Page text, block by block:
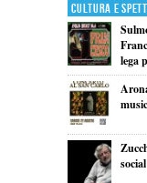
Cultura e
lega
social